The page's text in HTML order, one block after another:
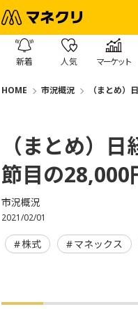
新着 人気 マーケット
HOME 市況概況 （まとめ
（まとめ）
節目の28,000
市況概況
2021/02/01
株式 マネックス